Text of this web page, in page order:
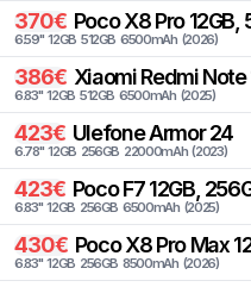
370€ Poco X8 Pro 12GB,
6.59" 12GB 512GB 6500mAh (2026)
386€ Xiaomi Redmi Note
6.83" 12GB 512GB 6500mAh (2025)
423€ UlefoneArmor 24
6.78" 12GB 256GB 22000mAh (2023)
423€ Poco F7 12GB,
6.83" 12GB 256GB 6500mAh (2025)
430€ Poco X8 Pro Max
6.83" 12GB 256GB 8500mAh (2026)